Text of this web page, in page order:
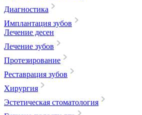
Диагностика
Имплантация зубов
Лечение десен
Лечение зубов
Протезирование
Реставрация зубов
Хирургия
Эстетическая стоматология